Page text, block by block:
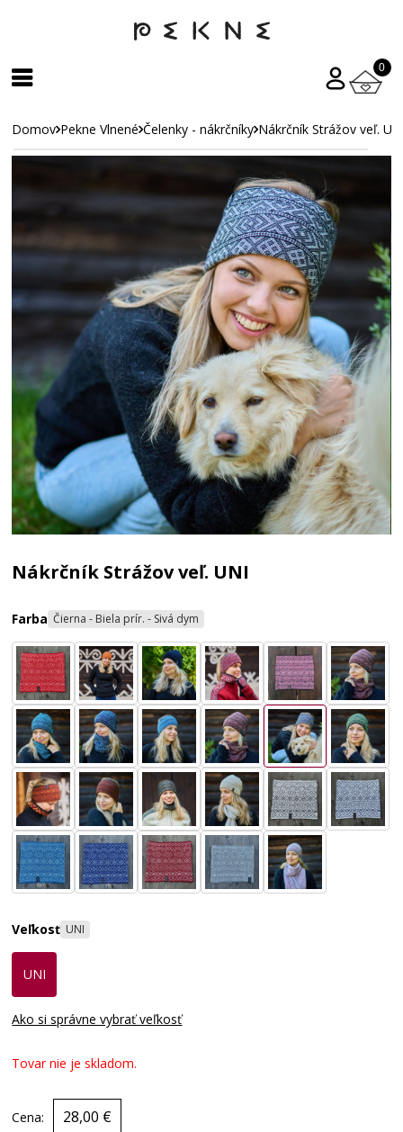
0
Domov Pekne Vlnené Čelenky - nákrčníky Nákrčník Strážov veľ.
Nákrčník Strážov veľ. UNI
Farba Čierna - Biela prír. - Sivá dym
Veľkosť UNI
UNI
Ako si správne vybrať veľkosť
Tovar nie je skladom.
Cena: 28,00 €